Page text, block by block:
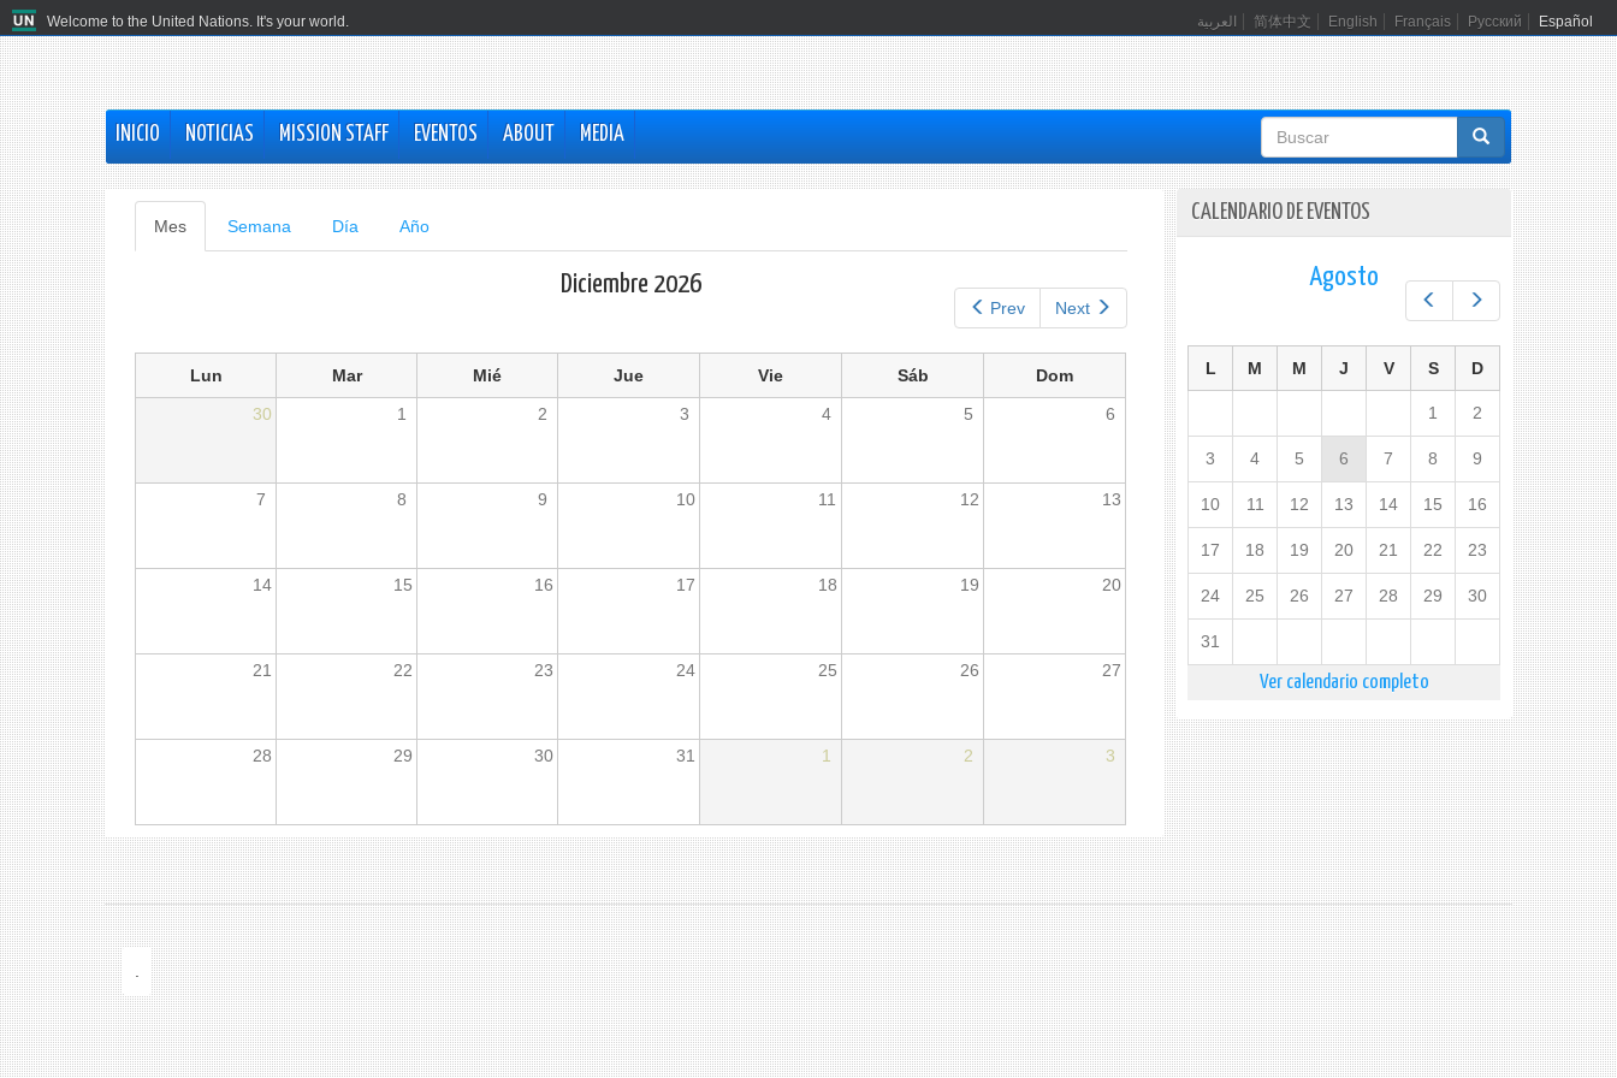
Welcome to the United Nations. It's your world. العربية 简体中文 English Français Русский Español
INICIO NOTICIAS MISSION STAFF EVENTOS ABOUT MEDIA
Formulario
de
búsqueda
Solapas
principales
Mes (solapa
activa)
Semana Día Año
Prev Next
Diciembre 2026
Lun Mar Mié Jue Vie Sáb
Dom
30
1 2 3 4 5 6
7 8 9 10 11 12 13
14 15 16 17 18 19 20
21 22 23 24 25 26 27
28 29 30 31 1 2 3
CALENDARIO DE EVENTOS
Next
Agosto
L M M J V S D
1 2
3 4 5 6 7 8 9
10 11 12 13 14 15 16
17 18 19 20 21 22 23
24 25 26 27 28 29 30
31
Ver calendario completo